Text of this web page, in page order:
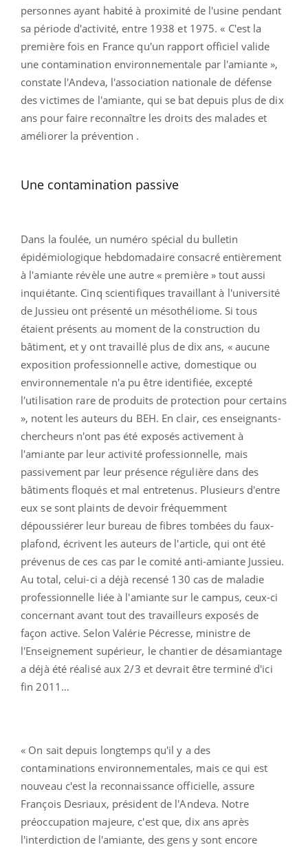
personnes ayant habité à proximité de l'usine pendant
sa période d'activité, entre 1938 et 1975. « C'est la
première fois en France qu'un rapport officiel valide
une contamination environnementale par l'amiante »,
constate l'Andeva, l'association nationale de défense
des victimes de l'amiante, qui se bat depuis plus de dix
ans pour faire reconnaître les droits des malades et
améliorer la prévention .
Une contamination passive
Dans la foulée, un numéro spécial du bulletin
épidémiologique hebdomadaire consacré entièrement
à l'amiante révèle une autre « première » tout aussi
inquiétante. Cinq scientifiques travaillant à l'université
de Jussieu ont présenté un mésothéliome. Si tous
étaient présents au moment de la construction du
bâtiment, et y ont travaillé plus de dix ans, « aucune
exposition professionnelle active, domestique ou
environnementale n'a pu être identifiée, excepté
l'utilisation rare de produits de protection pour certains
», notent les auteurs du BEH. En clair, ces enseignants-
chercheurs n'ont pas été exposés activement à
l'amiante par leur activité professionnelle, mais
passivement par leur présence régulière dans des
bâtiments floqués et mal entretenus. Plusieurs d'entre
eux se sont plaints de devoir fréquemment
dépoussiérer leur bureau de fibres tombées du faux-
plafond, écrivent les auteurs de l'article, qui ont été
prévenus de ces cas par le comité anti-amiante Jussieu.
Au total, celui-ci a déjà recensé 130 cas de maladie
professionnelle liée à l'amiante sur le campus, ceux-ci
concernant avant tout des travailleurs exposés de
façon active. Selon Valérie Pécresse, ministre de
l'Enseignement supérieur, le chantier de désamiantage
a déjà été réalisé aux 2/3 et devrait être terminé d'ici
fin 2011…
« On sait depuis longtemps qu'il y a des
contaminations environnementales, mais ce qui est
nouveau c'est la reconnaissance officielle, assure
François Desriaux, président de l'Andeva. Notre
préoccupation majeure, c'est que, dix ans après
l'interdiction de l'amiante, des gens y sont encore